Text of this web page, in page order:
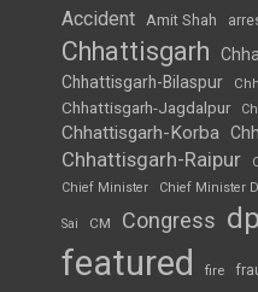
Accident Amit Shah
Chhattisgarh
Chhattisgarh-Bilaspur
Chhattisgarh-Jagdalpur
Chhattisgarh-Korba
Chhattisgarh-Raipur
Chief Minister
Chief Minister
Sai CM Congress
featured fire